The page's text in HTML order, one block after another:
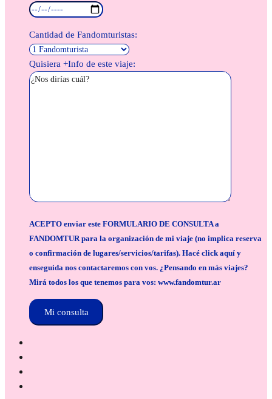
Cantidad de Fandomturistas:
Quisiera +Info de este viaje:
ACEPTO enviar este FORMULARIO DE CONSULTA a
FANDOMTUR para la organización de mi viaje (no implica reserva
o confirmación de lugares/servicios/tarifas). Hacé click aquí y
enseguida nos contactaremos con vos. ¿Pensando en más viajes?
Mirá todos los que tenemos para vos: www.fandomtur.ar